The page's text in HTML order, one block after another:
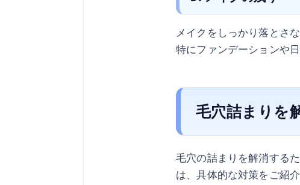
メイクをしっかり落とさ
特にファンデーションや
毛穴詰まりを
毛穴の詰まりを解消する
は、具体的な対策をご紹介